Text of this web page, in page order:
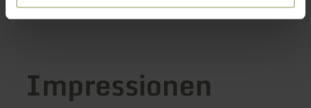
Impressionen